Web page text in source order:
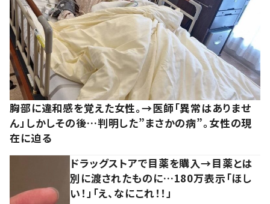
胸部に違和感を覚えた女性。→医師「異常はありませ
ん」しかしその後…判明した”まさかの病”。女性の現
在に迫る
ドラッグストアで目薬を購入→目薬とは
別に渡されたものに…180万表示「ほし
い！」「え、なにこれ！！」